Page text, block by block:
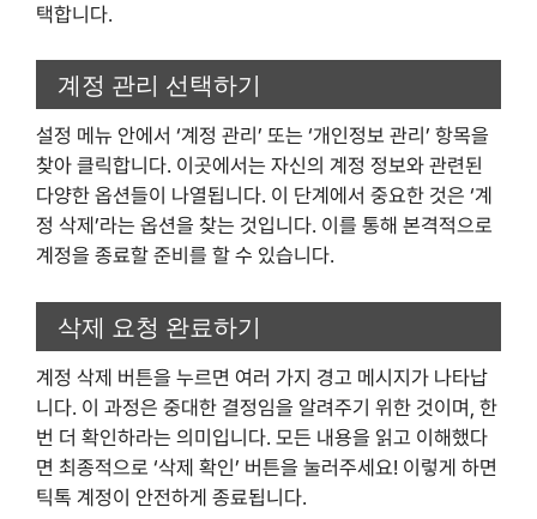
택합니다.
계정 관리 선택하기
설정 메뉴 안에서 ‘계정 관리’ 또는 ‘개인정보 관리’ 항목을
찾아 클릭합니다. 이곳에서는 자신의 계정 정보와 관련된
다양한 옵션들이 나열됩니다. 이 단계에서 중요한 것은 ‘계
정 삭제’라는 옵션을 찾는 것입니다. 이를 통해 본격적으로
계정을 종료할 준비를 할 수 있습니다.
삭제 요청 완료하기
계정 삭제 버튼을 누르면 여러 가지 경고 메시지가 나타납
니다. 이 과정은 중대한 결정임을 알려주기 위한 것이며, 한
번 더 확인하라는 의미입니다. 모든 내용을 읽고 이해했다
면 최종적으로 ‘삭제 확인’ 버튼을 눌러주세요! 이렇게 하면
틱톡 계정이 안전하게 종료됩니다.